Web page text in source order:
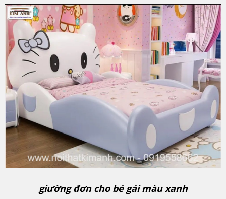
giường đơn cho bé gái màu xanh